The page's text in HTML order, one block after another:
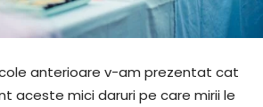
anterioare v-am prezentat cat
aceste mici daruri pe care mirii le